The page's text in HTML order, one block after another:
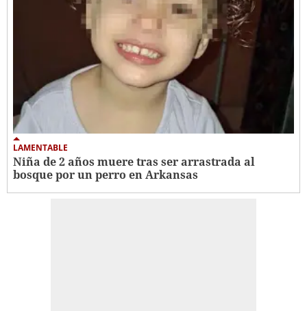
LAMENTABLE
Niña de 2 años muere tras ser arrastrada al
bosque por un perro en Arkansas